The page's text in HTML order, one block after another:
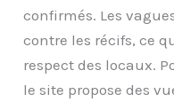
confirmés. Les
contre les récifs, ce
respect des locaux.
le site propose des